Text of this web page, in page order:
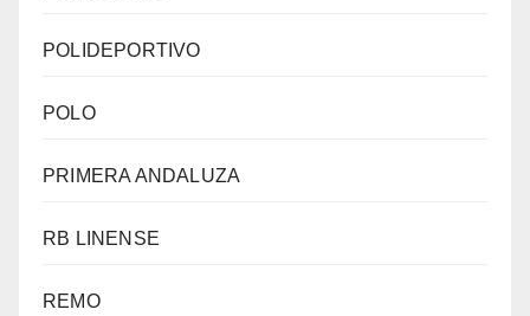
POLIDEPORTIVO
POLO
PRIMERA ANDALUZA
RB LINENSE
REMO